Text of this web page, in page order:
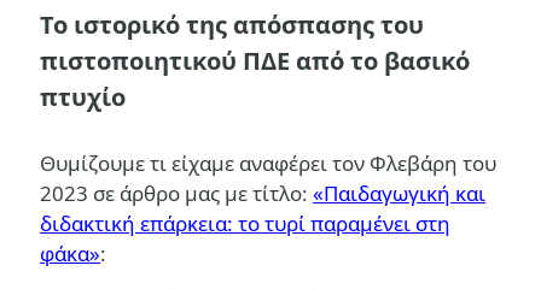
Το ιστορικό της απόσπασης του
πιστοποιητικού ΠΔΕ από το βασικό
πτυχίο
Θυμίζουμε τι είχαμε αναφέρει τον Φλεβάρη του
2023 σε άρθρο μας με τίτλο: «Παιδαγωγική και
διδακτική επάρκεια: το τυρί παραμένει στη
φάκα»: